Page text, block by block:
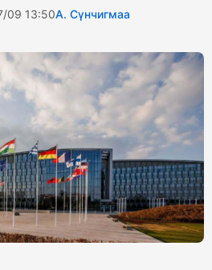
09 13:50А. Сүнчигмаа